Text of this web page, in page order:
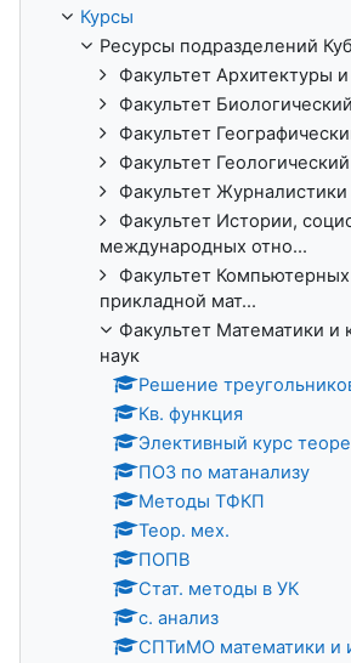
Курсы
Ресурсы подразделений
Факультет Архитектуры
Факультет Биологический
Факультет
Факультет Геологический
Факультет Журналистики
Факультет Истории,
международных отно...
Факультет
прикладной мат...
Факультет Математики и
наук
Решение
Кв. функция
Элективный курс
ПОЗ по матанализу
Методы ТФКП
Теор. мех.
ПОПВ
Стат. методы в УК
с. анализ
СПТиМО математики и